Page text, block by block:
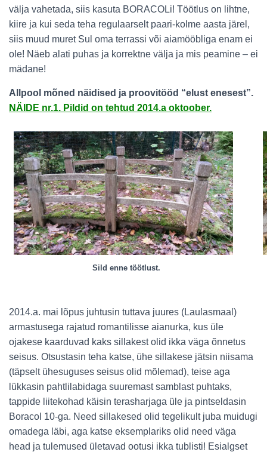
välja vahetada, siis kasuta BORACOLi! Töötlus on lihtne,
kiire ja kui seda teha regulaarselt paari-kolme aasta järel,
siis muud muret Sul oma terrassi või aiamööbliga enam ei
ole! Näeb alati puhas ja korrektne välja ja mis peamine – ei
mädane!
Allpool mõned näidised ja proovitööd “elust enesest”.
NÄIDE nr.1. Pildid on tehtud 2014.a oktoober.
Sild enne töötlust.
2014.a. mai lõpus juhtusin tuttava juures (Laulasmaal)
armastusega rajatud romantilisse aianurka, kus üle
ojakese kaarduvad kaks sillakest olid ikka väga õnnetus
seisus. Otsustasin teha katse, ühe sillakese jätsin niisama
(täpselt ühesuguses seisus olid mõlemad), teise aga
lükkasin pahtlilabidaga suuremast samblast puhtaks,
tappide liitekohad käisin terasharjaga üle ja pintseldasin
Boracol 10-ga. Need sillakesed olid tegelikult juba muidugi
omadega läbi, aga katse eksemplariks olid need väga
head ja tulemused ületavad ootusi ikka tublisti! Esialgset